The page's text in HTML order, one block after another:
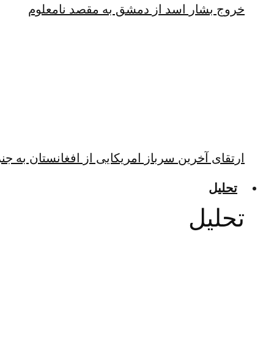
خروج بشار اسد از دمشق به مقصد نامعلوم
ارتقای آخرین سرباز امریکایی از افغانستان به
تحلیل
تحلیل